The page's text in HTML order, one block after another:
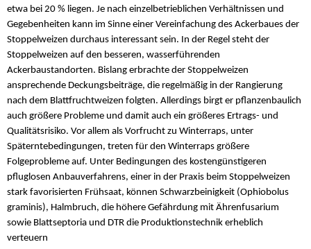
etwa bei 20 % liegen. Je nach einzelbetrieblichen Verhältnissen und
Gegebenheiten kann im Sinne einer Vereinfachung des Ackerbaues der
Stoppelweizen durchaus interessant sein. In der Regel steht der
Stoppelweizen auf den besseren, wasserführenden
Ackerbaustandorten. Bislang erbrachte der Stoppelweizen
ansprechende Deckungsbeiträge, die regelmäßig in der Rangierung
nach dem Blattfruchtweizen folgten. Allerdings birgt er pflanzenbaulich
auch größere Probleme und damit auch ein größeres Ertrags- und
Qualitätsrisiko. Vor allem als Vorfrucht zu Winterraps, unter
Späterntebedingungen, treten für den Winterraps größere
Folgeprobleme auf. Unter Bedingungen des kostengünstigeren
pfluglosen Anbauverfahrens, einer in der Praxis beim Stoppelweizen
stark favorisierten Frühsaat, können Schwarzbeinigkeit (Ophiobolus
graminis), Halmbruch, die höhere Gefährdung mit Ährenfusarium
sowie Blattseptoria und DTR die Produktionstechnik erheblich
verteuern